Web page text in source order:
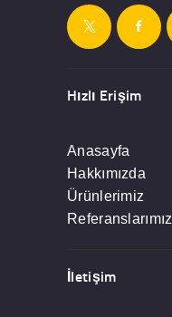
Hızlı Erişim
Anasayfa
Hakkımızda
Ürünlerimiz
Referanslarımız
İletişim